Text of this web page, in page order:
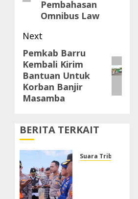
Pembahasan
Omnibus Law
Next
Next
post:
Pemkab Barru
Kembali Kirim
Bantuan Untuk
Korban Banjir
Masamba
BERITA TERKAIT
Suara Tribrata